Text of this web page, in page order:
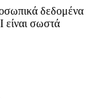
δεδομένα
σωστά